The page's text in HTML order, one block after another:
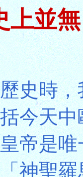
上並
史時
今天
帝是
神聖